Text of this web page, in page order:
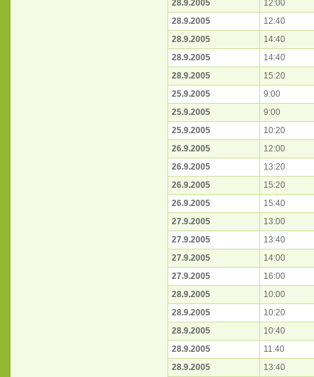
28.9.2005
12:00
28.9.2005
12:40
28.9.2005
14:40
28.9.2005
14:40
28.9.2005
15:20
25.9.2005
9:00
25.9.2005
9:00
25.9.2005
10:20
26.9.2005
12:00
26.9.2005
13:20
26.9.2005
15:20
26.9.2005
15:40
27.9.2005
13:00
27.9.2005
13:40
27.9.2005
14:00
27.9.2005
16:00
28.9.2005
10:00
28.9.2005
10:20
28.9.2005
10:40
28.9.2005
11:40
28.9.2005
13:40